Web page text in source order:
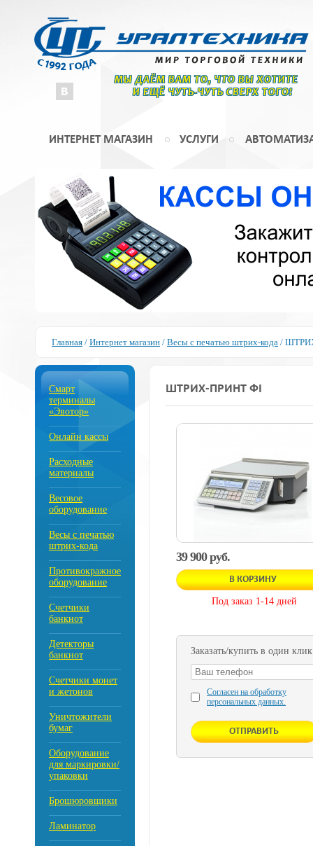
МЫ ДАЁМ ВАМ ТО, ЧТО ВЫ ХОТИТЕ
И ЕЩЁ ЧУТЬ-ЧУТЬ СВЕРХ ТОГО!
ИНТЕРНЕТ МАГАЗИН УСЛУГИ
Главная / Интернет магазин / Весы с печатью штрих-кода /
Смарт
терминалы
«Эвотор»
Онлайн кассы
Расходные
материалы
Весовое
оборудование
Весы с печатью
штрих-кода
Противокражное
оборудование
Счетчики
банкнот
Детекторы
банкнот
Счетчики монет
и жетонов
Уничтожители
бумаг
Оборудование
для маркировки/
упаковки
Брошюровщики
Ламинатор
ШТРИХ-ПРИНТ ФI
39 900 руб.
В КОРЗИНУ
Под заказ 1-14 дней
Заказать/купить в один
Согласен на обработку
персональных данных.